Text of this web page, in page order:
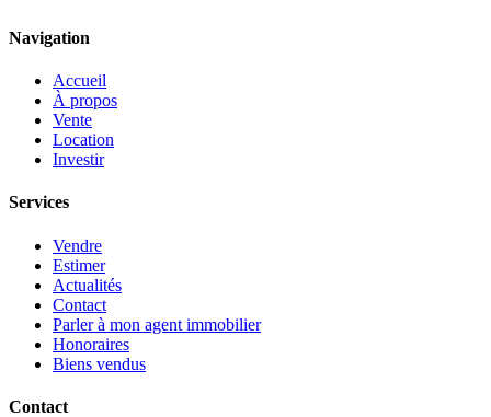
Navigation
Accueil
À propos
Vente
Location
Investir
Services
Vendre
Estimer
Actualités
Contact
Parler à mon agent immobilier
Honoraires
Biens vendus
Contact